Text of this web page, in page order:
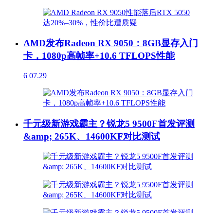
AMD发布Radeon RX 9050：8GB显存入门
卡，1080p高帧率+10.6 TFLOPS性能
6 07.29
千元级新游戏霸主？锐龙5 9500F首发评测
&amp; 265K、14600KF对比测试